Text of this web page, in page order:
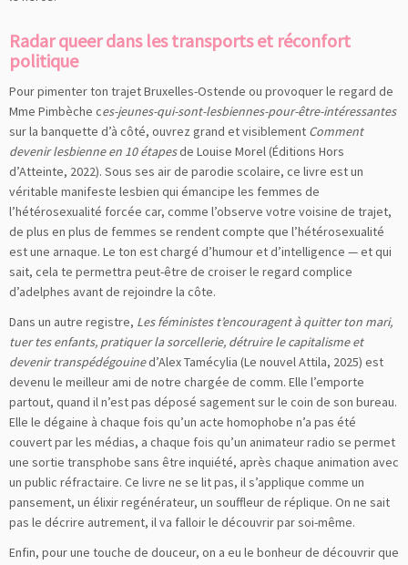
Radar queer dans les transports et réconfort
politique
Pour pimenter ton trajet Bruxelles-Ostende ou provoquer le regard de
Mme Pimbèche ces-jeunes-qui-sont-lesbiennes-pour-être-intéressantes
sur la banquette d’à côté, ouvrez grand et visiblement Comment
devenir lesbienne en 10 étapesde Louise Morel (Éditions Hors
d’Atteinte, 2022). Sous ses air de parodie scolaire, ce livre est un
véritable manifeste lesbien qui émancipe les femmes de
l’hétérosexualité forcée car, comme l’observe votre voisine de trajet,
de plus en plus de femmes se rendent compte que l’hétérosexualité
est une arnaque. Le ton est chargé d’humour et d’intelligence — et qui
sait, cela te permettra peut-être de croiser le regard complice
d’adelphes avant de rejoindre la côte.
Dans un autre registre, Les féministes t’encouragent à quitter ton mari,
tuer tes enfants, pratiquer la sorcellerie, détruire le capitalisme et
devenir transpédégouined’Alex Tamécylia (Le nouvel Attila, 2025) est
devenu le meilleur ami de notre chargée de comm. Elle l’emporte
partout, quand il n’est pas déposé sagement sur le coin de son bureau.
Elle le dégaine à chaque fois qu’un acte homophobe n’a pas été
couvert par les médias, a chaque fois qu’un animateur radio se permet
une sortie transphobe sans être inquiété, après chaque animation avec
un public réfractaire. Ce livre ne se lit pas, il s’applique comme un
pansement, un élixir regénérateur, un souffleur de réplique. On ne sait
pas le décrire autrement, il va falloir le découvrir par soi-même.
Enfin, pour une touche de douceur, on a eu le bonheur de découvrir que